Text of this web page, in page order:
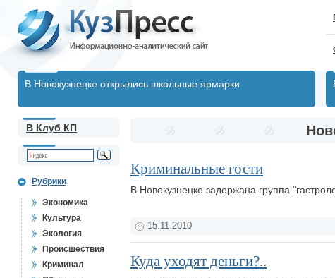
В Новокузнецке открылись школьные ярмарки
В Клуб КП
Рубрики
Экономика
Культура
Экология
Происшествия
Криминал
Криминальные гости
В Новокузнецке задержана группа
15.11.2010
Куда уходят деньги?..